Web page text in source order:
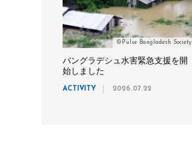
©Pulse Bangladesh Society
バングラデシュ水害緊急支援を開
始しました
ACTIVITY 2026.07.22